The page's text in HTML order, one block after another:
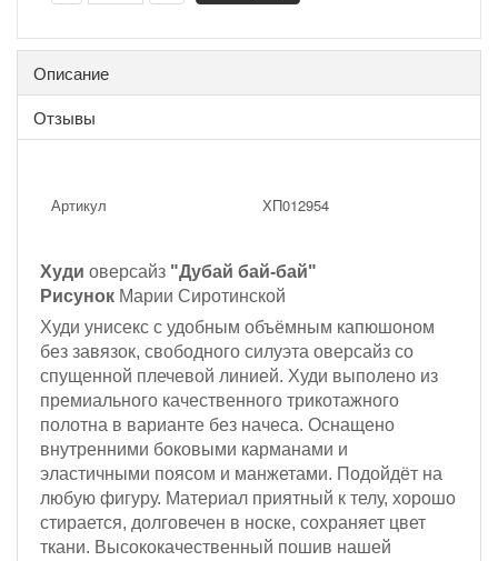
Описание
Отзывы
Артикул ХП012954
Худи оверсайз "Дубай бай-бай"
Рисунок Марии Сиротинской
Худи унисекс с удобным объёмным капюшоном
без завязок, свободного силуэта оверсайз со
спущенной плечевой линией. Худи выполено из
премиального качественного трикотажного
полотна в варианте без начеса. Оснащено
внутренними боковыми карманами и
эластичными поясом и манжетами. Подойдёт на
любую фигуру. Материал приятный к телу, хорошо
стирается, долговечен в носке, сохраняет цвет
ткани. Высококачественный пошив нашей